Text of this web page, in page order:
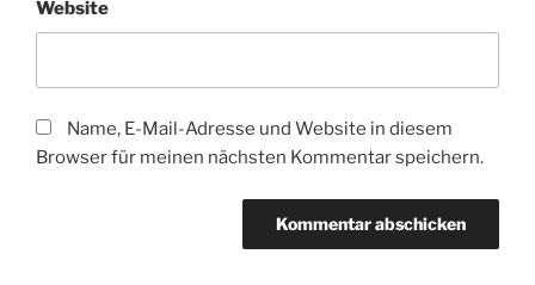
Website
Name, E-Mail-Adresse und Website in diesem
Browser für meinen nächsten Kommentar speichern.